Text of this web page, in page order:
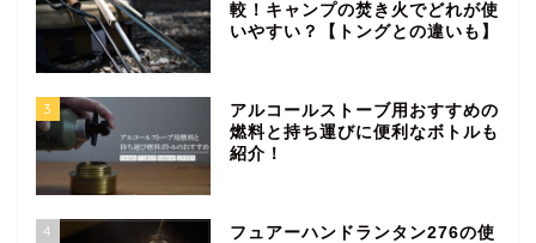
較！キャンプの焚き火でどれが使
いやすい？【トングとの違いも】
3
アルコールストーブ用おすすめの
燃料と持ち運びに便利なボトルも
紹介！
4
フュアーハンドランタン276の使